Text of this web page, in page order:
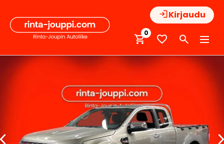
sisältöön
Kirjaudu
0